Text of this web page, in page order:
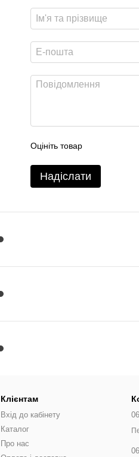
Оцініть товар
Надіслати
Клієнтам
Вхід до кабінету
Каталог
Про нас